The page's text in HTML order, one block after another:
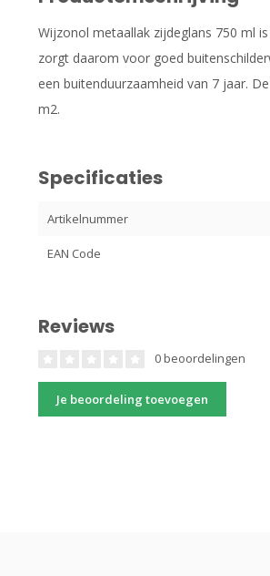
Wijzonol metaallak zijdeglans 750 ml
zorgt daarom voor goed
een buitenduurzaamheid van 7 jaar.
m2.
Specificaties
Artikelnummer
EAN Code
Reviews
0 beoordelingen
Je beoordeling toevoegen